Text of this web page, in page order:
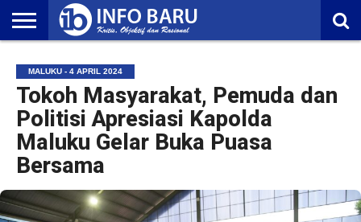
NASIONAL
AMBONIA
MALUKU
EKONOMI
POLITIK
OLAHRAGA
LIFESTYLE
REDAKSI
MALUKU - 4 APRIL 2024
Tokoh Masyarakat, Pemuda dan
Politisi Apresiasi Kapolda
Maluku Gelar Buka Puasa
Bersama